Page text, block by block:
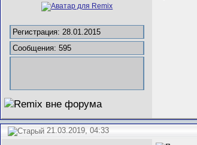
Регистрация: 28.01.2015
Сообщения: 595
21.03.2019, 04:33